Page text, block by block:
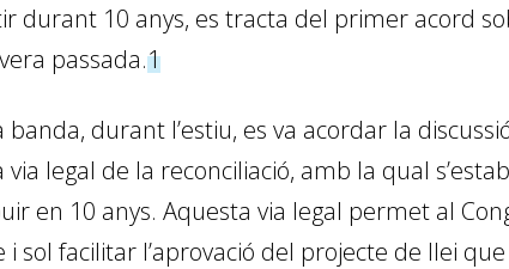
durant 10 anys, es tracta del primer acord
passada.1
banda, durant l’estiu, es va acordar la
via legal de la reconciliació, amb la qual
en 10 anys. Aquesta via legal permet al
i sol facilitar l’aprovació del pro­­jecte de llei